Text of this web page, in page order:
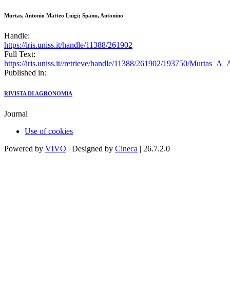
Murtas, Antonio Matteo Luigi; Spanu, Antonino
Handle:
https://iris.uniss.it/handle/11388/261902
Full Text:
https://iris.uniss.it//retrieve/handle/11388/261902/193750/
Published in:
RIVISTA DI AGRONOMIA
Journal
Use of cookies
Powered by VIVO | Designed by Cineca | 26.7.2.0